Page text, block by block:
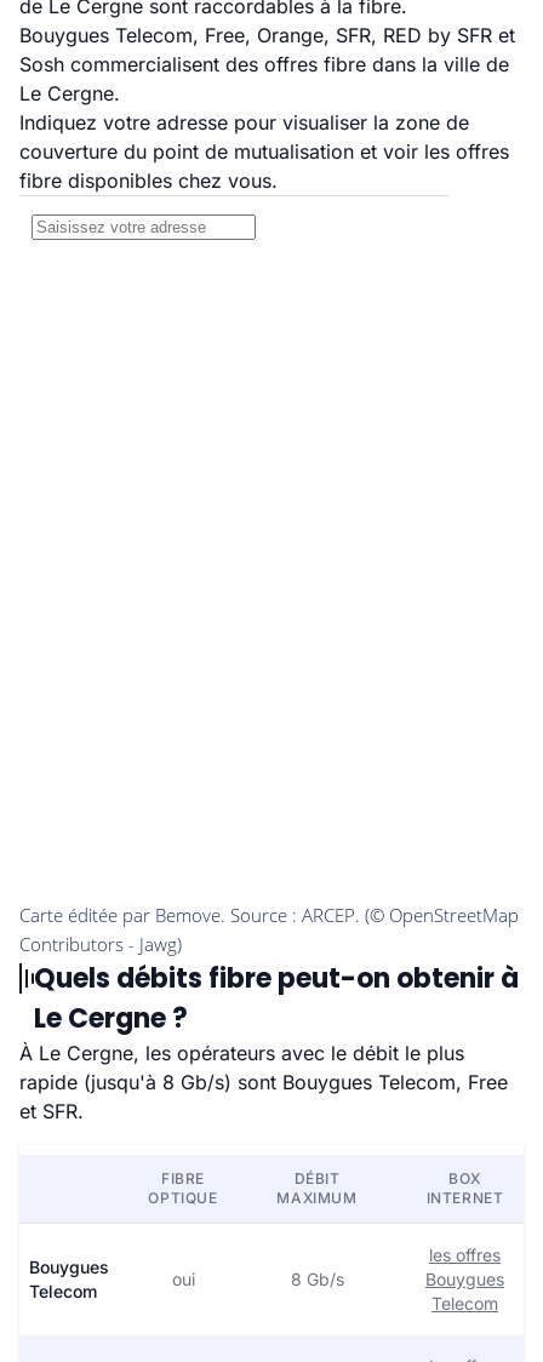
de Le Cergne sont raccordables à la fibre.
Bouygues Telecom, Free, Orange, SFR, RED by SFR et
Sosh commercialisent des offres fibre dans la ville de
Le Cergne.
Indiquez votre adresse pour visualiser la zone de
couverture du point de mutualisation et voir les offres
fibre disponibles chez vous.
Quels débits fibre peut-on obtenir à
Le Cergne ?
À Le Cergne, les opérateurs avec le débit le plus
rapide (jusqu'à 8 Gb/s) sont Bouygues Telecom, Free
et SFR.
FIBRE
OPTIQUE
DÉBIT
MAXIMUM
BOX
INTERNET
Bouygues
Telecom
oui 8 Gb/s
les offres
Bouygues
Telecom